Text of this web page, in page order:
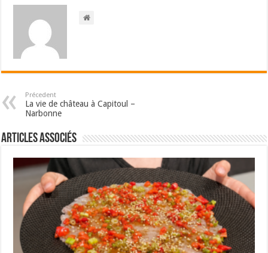
Précedent
La vie de château à Capitoul –
Narbonne
Articles associés